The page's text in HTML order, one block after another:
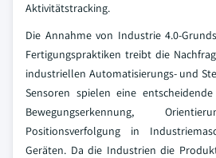
Aktivitätstracking.
Die Annahme von Industrie 4.0-
Fertigungspraktiken treibt die
industriellen Automatisierungs- und
Sensoren spielen eine
Bewegungserkennung,
Positionsverfolgung in
Geräten. Da die Industrien die